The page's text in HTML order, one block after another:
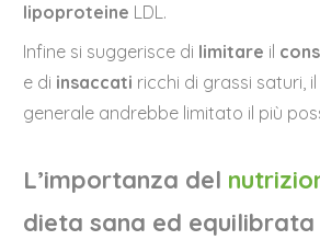
lipoproteine LDL.
Infine si suggerisce di limitare il
e di insaccati ricchi di grassi saturi,
generale andrebbe limitato il più
L’importanza del
dieta sana ed equilibrata